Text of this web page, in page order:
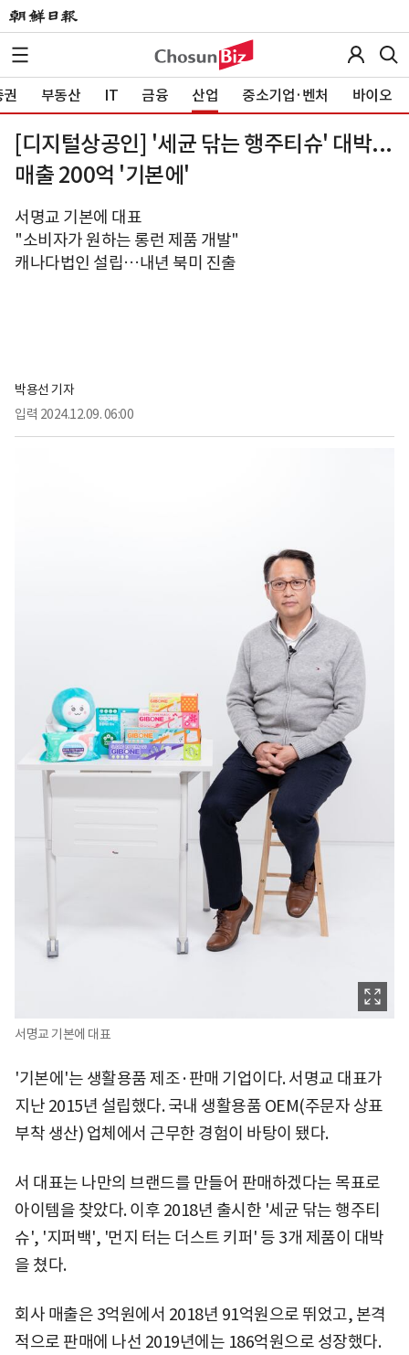
부동산 IT 금융 산업 중소기업·벤처 바이오
[디지털상공인] '세균 닦는 행주티슈' 대박...
매출 200억 '기본에'
서명교 기본에 대표
"소비자가 원하는 롱런 제품 개발"
캐나다법인 설립…내년 북미 진출
박용선 기자
입력 2024.12.09. 06:00
서명교 기본에 대표
'기본에'는 생활용품 제조·판매 기업이다. 서명교 대표가
지난 2015년 설립했다. 국내 생활용품 OEM(주문자 상표
부착 생산) 업체에서 근무한 경험이 바탕이 됐다.
서 대표는 나만의 브랜드를 만들어 판매하겠다는 목표로
아이템을 찾았다. 이후 2018년 출시한 '세균 닦는 행주티
슈', '지퍼백', '먼지 터는 더스트 키퍼' 등 3개 제품이 대박
을 쳤다.
회사 매출은 3억원에서 2018년 91억원으로 뛰었고, 본격
적으로 판매에 나선 2019년에는 186억원으로 성장했다.